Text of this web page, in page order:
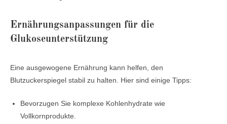
Ernährungsanpassungen für die
Glukoseunterstützung
Eine ausgewogene Ernährung kann helfen, den
Blutzuckerspiegel stabil zu halten. Hier sind einige Tipps:
Bevorzugen Sie komplexe Kohlenhydrate wie
Vollkornprodukte.